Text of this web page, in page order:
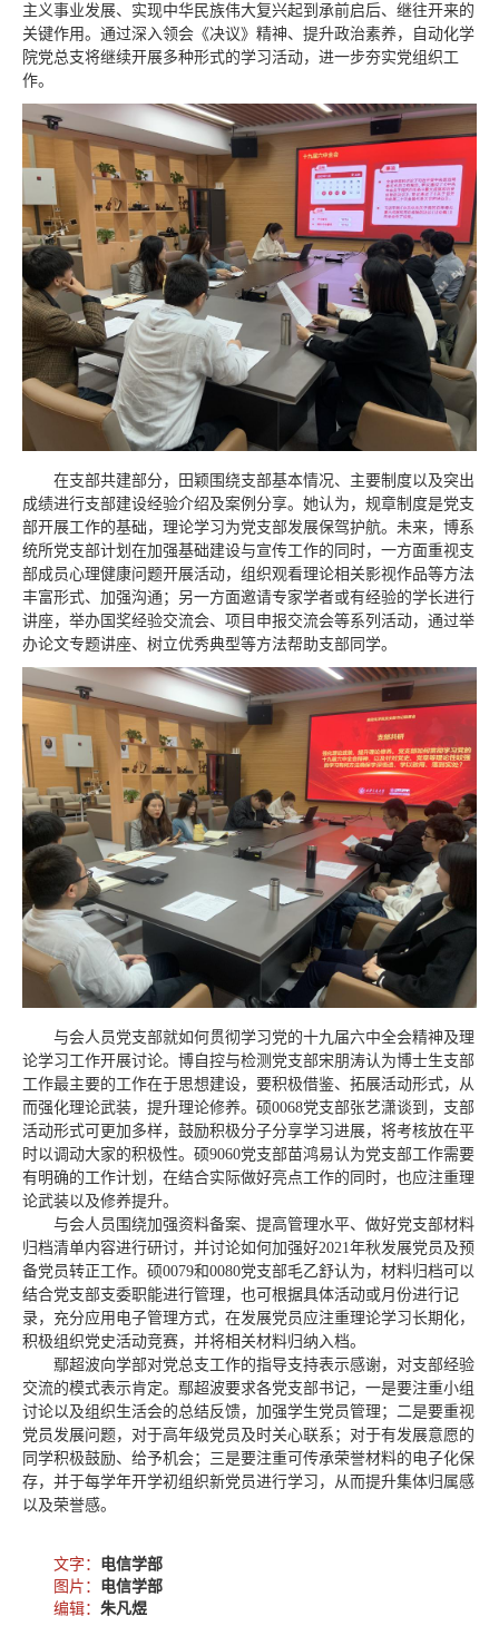
主义事业发展、实现中华民族伟大复兴起到承前启后、继往开来的
关键作用。通过深入领会《决议》精神、提升政治素养，自动化学
院党总支将继续开展多种形式的学习活动，进一步夯实党组织工
作。
在支部共建部分，田颖围绕支部基本情况、主要制度以及突出
成绩进行支部建设经验介绍及案例分享。她认为，规章制度是党支
部开展工作的基础，理论学习为党支部发展保驾护航。未来，博系
统所党支部计划在加强基础建设与宣传工作的同时，一方面重视支
部成员心理健康问题开展活动，组织观看理论相关影视作品等方法
丰富形式、加强沟通；另一方面邀请专家学者或有经验的学长进行
讲座，举办国奖经验交流会、项目申报交流会等系列活动，通过举
办论文专题讲座、树立优秀典型等方法帮助支部同学。
与会人员党支部就如何贯彻学习党的十九届六中全会精神及理
论学习工作开展讨论。博自控与检测党支部宋朋涛认为博士生支部
工作最主要的工作在于思想建设，要积极借鉴、拓展活动形式，从
而强化理论武装，提升理论修养。硕0068党支部张艺潇谈到，支部
活动形式可更加多样，鼓励积极分子分享学习进展，将考核放在平
时以调动大家的积极性。硕9060党支部苗鸿易认为党支部工作需要
有明确的工作计划，在结合实际做好亮点工作的同时，也应注重理
论武装以及修养提升。
与会人员围绕加强资料备案、提高管理水平、做好党支部材料
归档清单内容进行研讨，并讨论如何加强好2021年秋发展党员及预
备党员转正工作。硕0079和0080党支部毛乙舒认为，材料归档可以
结合党支部支委职能进行管理，也可根据具体活动或月份进行记
录，充分应用电子管理方式，在发展党员应注重理论学习长期化，
积极组织党史活动竞赛，并将相关材料归纳入档。
鄢超波向学部对党总支工作的指导支持表示感谢，对支部经验
交流的模式表示肯定。鄢超波要求各党支部书记，一是要注重小组
讨论以及组织生活会的总结反馈，加强学生党员管理；二是要重视
党员发展问题，对于高年级党员及时关心联系；对于有发展意愿的
同学积极鼓励、给予机会；三是要注重可传承荣誉材料的电子化保
存，并于每学年开学初组织新党员进行学习，从而提升集体归属感
以及荣誉感。
文字： 电信学部
图片： 电信学部
编辑： 朱凡煜